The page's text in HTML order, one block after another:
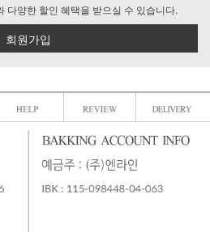
다양한 할인 혜택을 받으실 수 있습니다.
회원가입